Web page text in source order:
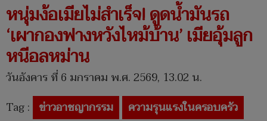
หนุ่มง้อเมียไม่สำเร็จ! ดูดน้ำมันรถ
‘เผากองฟางหวังไหม้บ้าน’ เมียอุ้มลูก
หนีอลหม่าน
วันอังคาร ที่ 6 มกราคม พ.ศ. 2569, 13.02 น.
Tag : ข่าวอาชญากรรม
ความรุนแรงในครอบครัว